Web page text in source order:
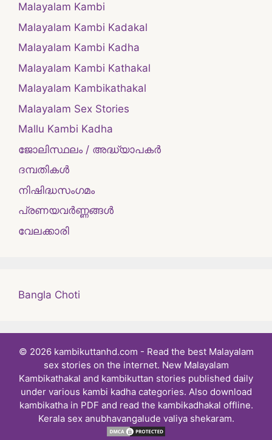
Malayalam Kambi
Malayalam Kambi Kadakal
Malayalam Kambi Kadha
Malayalam Kambi Kathakal
Malayalam Kambikathakal
Malayalam Sex Stories
Mallu Kambi Kadha
ജോലിസ്ഥലം / അദ്ധ്യാപകർ
ദമ്പതികള്‍
നിഷിദ്ധസംഗമം
പ്രണയവർണ്ണങ്ങൾ
വേലക്കാരി
Bangla Choti
© 2026 kambikuttanhd.com - Read the best Malayalam
sex stories on the internet. New Malayalam
Kambikathakal and kambikuttan stories published daily
under various kambi kadha categories. Also download
kambikatha in PDF and read the kambikadhakal offline.
Kerala sex anubhavangalude valiya shekaram.